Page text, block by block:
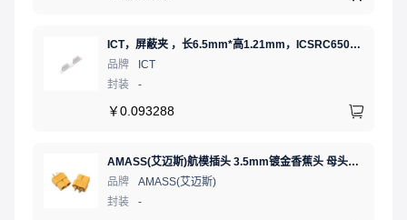
ICT，屏蔽夹 ，长6.5mm*高1.21mm，ICSRC6508SFR
品牌
ICT
封装
-
￥0.093288
AMASS(艾迈斯)航模插头 3.5mm镀金香蕉头 母头XT60-F.G.Y
品牌
AMASS(艾迈斯)
封装
-